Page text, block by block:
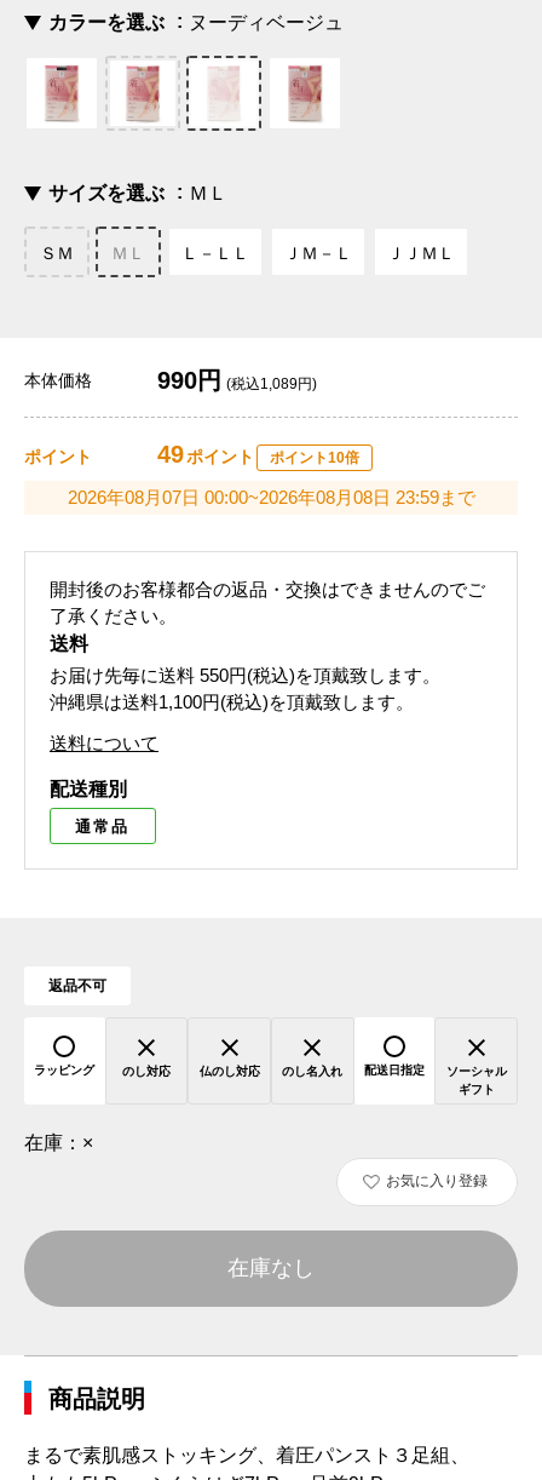
カラーを選ぶ ヌーディベージュ
サイズを選ぶ ＭＬ
ＳＭ ＭＬ Ｌ－ＬＬ ＪＭ－Ｌ ＪＪＭＬ
本体価格 990円 (税込1,089円)
ポイント 49ポイント ポイント10倍
2026年08月07日 00:00~2026年08月08日 23:59まで
開封後のお客様都合の返品・交換はできませんのでご
了承ください。
送料
お届け先毎に送料 550円(税込)を頂戴致します。
沖縄県は送料1,100円(税込)を頂戴致します。
送料について
配送種別
通常品
返品不可
ラッピング のし対応 仏のし対応 のし名入れ 配送日指定
ソーシャル
ギフト
在庫： ×
お気に入り登録
在庫なし
商品説明
まるで素肌感ストッキング、着圧パンスト３足組、